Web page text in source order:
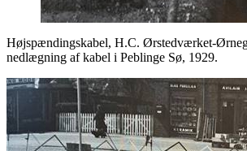
Højspændingskabel, H.C. Ørstedværket-
nedlægning af kabel i Peblinge Sø, 1929.